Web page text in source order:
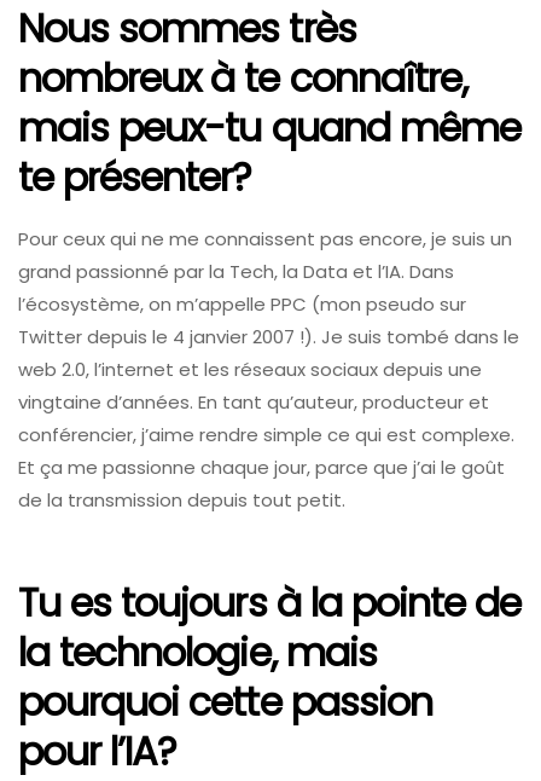
Nous sommes très
nombreux à te connaître,
mais peux-tu quand même
te présenter?
Pour ceux qui ne me connaissent pas encore, je suis un
grand passionné par la Tech, la Data et l’IA. Dans
l’écosystème, on m’appelle PPC (mon pseudo sur
Twitter depuis le 4 janvier 2007 !). Je suis tombé dans le
web 2.0, l’internet et les réseaux sociaux depuis une
vingtaine d’années. En tant qu’auteur, producteur et
conférencier, j’aime rendre simple ce qui est complexe.
Et ça me passionne chaque jour, parce que j’ai le goût
de la transmission depuis tout petit.
Tu es toujours à la pointe de
la technologie, mais
pourquoi cette passion
pour l’IA?